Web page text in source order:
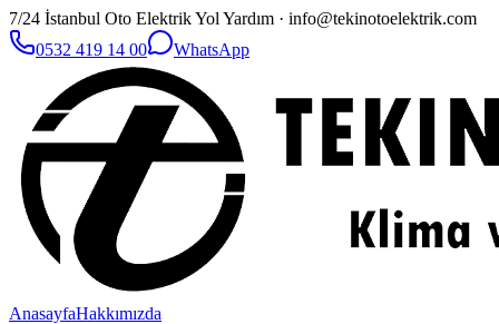
7/24 İstanbul Oto Elektrik Yol Yardım · info@tekinotoelektrik.com
0532 419 14 00
WhatsApp
AnasayfaHakkımızda